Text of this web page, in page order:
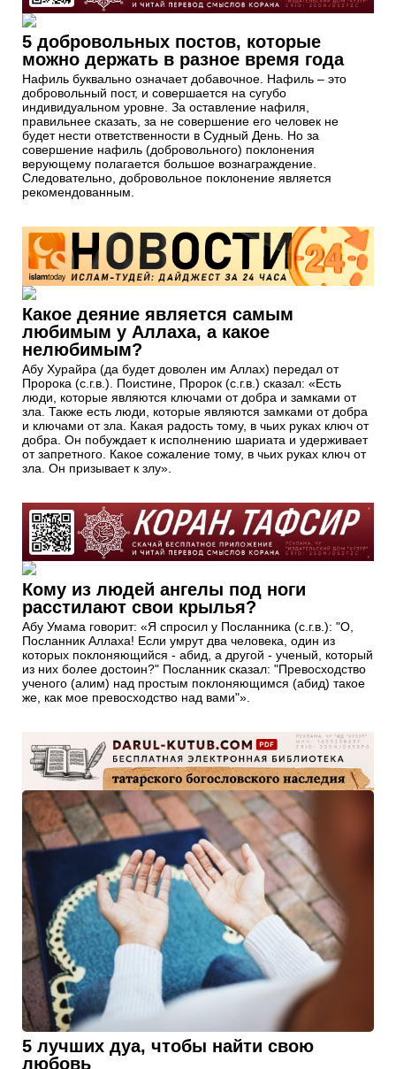
5 добровольных постов, которые
можно держать в разное время года
Нафиль буквально означает добавочное. Нафиль – это
добровольный пост, и совершается на сугубо
индивидуальном уровне. За оставление нафиля,
правильнее сказать, за не совершение его человек не
будет нести ответственности в Судный День. Но за
совершение нафиль (добровольного) поклонения
верующему полагается большое вознаграждение.
Следовательно, добровольное поклонение является
рекомендованным.
Какое деяние является самым
любимым у Аллаха, а какое
нелюбимым?
Абу Хурайра (да будет доволен им Аллах) передал от
Пророка (с.г.в.). Поистине, Пророк (с.г.в.) сказал: «Есть
люди, которые являются ключами от добра и замками от
зла. Также есть люди, которые являются замками от добра
и ключами от зла. Какая радость тому, в чьих руках ключ от
добра. Он побуждает к исполнению шариата и удерживает
от запретного. Какое сожаление тому, в чьих руках ключ от
зла. Он призывает к злу».
Кому из людей ангелы под ноги
расстилают свои крылья?
Абу Умама говорит: «Я спросил у Посланника (с.г.в.): "О,
Посланник Аллаха! Если умрут два человека, один из
которых поклоняющийся - абид, а другой - ученый, который
из них более достоин?" Посланник сказал: "Превосходство
ученого (алим) над простым поклоняющимся (абид) такое
же, как мое превосходство над вами"».
5 лучших дуа, чтобы найти свою
любовь